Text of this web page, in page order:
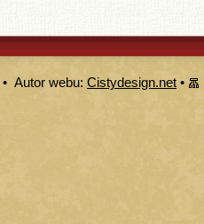
• Autor webu: Cistydesign.net •